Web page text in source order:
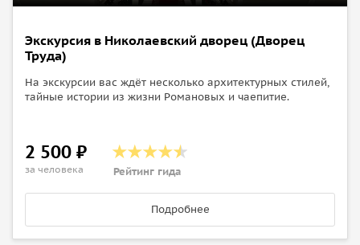
Экскурсия в Николаевский дворец (Дворец
Труда)
На экскурсии вас ждёт несколько архитектурных стилей,
тайные истории из жизни Романовых и чаепитие.
2 500 ₽
за человека Рейтинг гида
Подробнее